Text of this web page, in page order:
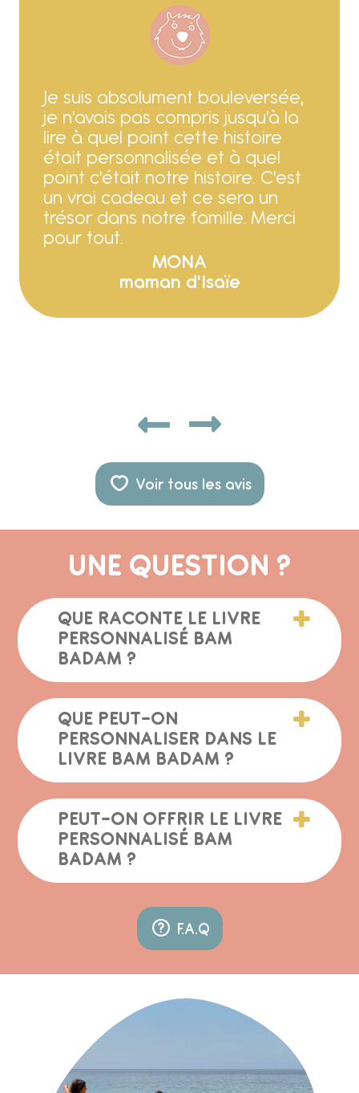
Je suis absolument bouleversée,
je n'avais pas compris jusqu'à la
lire à quel point cette histoire
était personnalisée et à quel
point c'était notre histoire. C'est
un vrai cadeau et ce sera un
trésor dans notre famille. Merci
pour tout.
MONA
maman d'Isaïe
Voir tous les avis
UNE QUESTION ?
QUE RACONTE LE LIVRE
PERSONNALISÉ BAM
BADAM ?
QUE PEUT-ON
PERSONNALISER DANS LE
LIVRE BAM BADAM ?
PEUT-ON OFFRIR LE LIVRE
PERSONNALISÉ BAM
BADAM ?
F.A.Q